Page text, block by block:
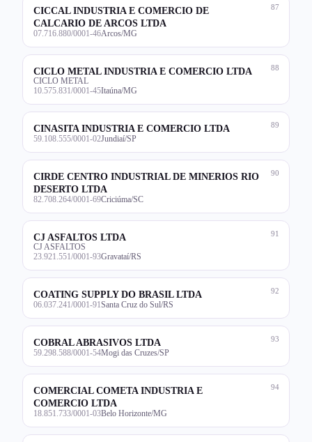
87
CICCAL INDUSTRIA E COMERCIO DE
CALCARIO DE ARCOS LTDA
07.716.880/0001-46Arcos/MG
88
CICLO METAL INDUSTRIA E COMERCIO LTDA
CICLO METAL
10.575.831/0001-45Itaúna/MG
89
CINASITA INDUSTRIA E COMERCIO LTDA
59.108.555/0001-02Jundiaí/SP
90
CIRDE CENTRO INDUSTRIAL DE MINERIOS RIO
DESERTO LTDA
82.708.264/0001-69Criciúma/SC
91
CJ ASFALTOS LTDA
CJ ASFALTOS
23.921.551/0001-93Gravataí/RS
92
COATING SUPPLY DO BRASIL LTDA
06.037.241/0001-91 Santa Cruz do Sul/RS
93
COBRAL ABRASIVOS LTDA
59.298.588/0001-54Mogi das Cruzes/SP
94
COMERCIAL COMETA INDUSTRIA E
COMERCIO LTDA
18.851.733/0001-03Belo Horizonte/MG